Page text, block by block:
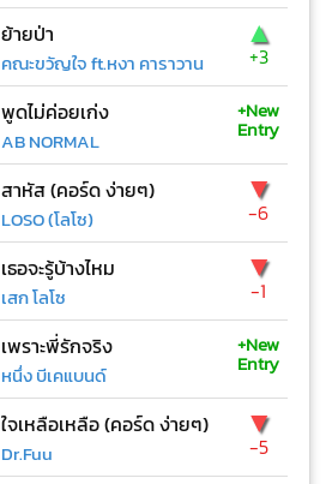
ย้ายป่า
คณะขวัญใจ ft.หงา คาราวาน
▲
+3
พูดไม่ค่อยเก่ง
AB NORMAL
+New
Entry
สาหัส (คอร์ด ง่ายๆ)
LOSO (โลโซ)
▼
-6
เธอจะรู้บ้างไหม
เสก โลโซ
▼
-1
เพราะพี่รักจริง
หนึ่ง บีเคแบนด์
+New
Entry
ใจเหลือเหลือ (คอร์ด ง่ายๆ)
Dr.Fuu
▼
-5